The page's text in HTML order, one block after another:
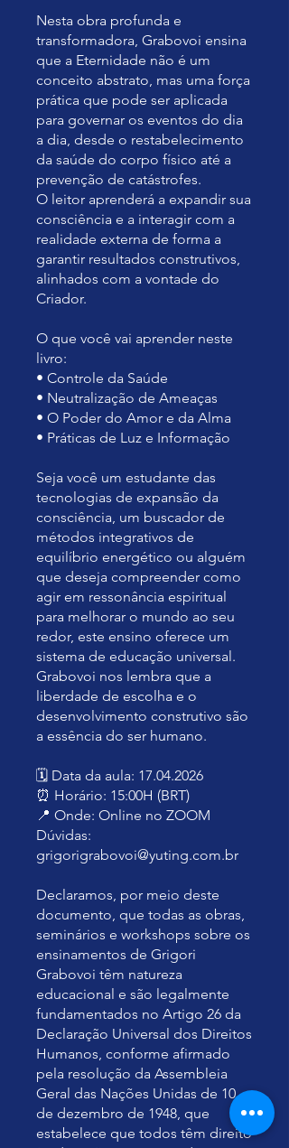
Nesta obra profunda e
transformadora, Grabovoi ensina
que a Eternidade não é um
conceito abstrato, mas uma força
prática que pode ser aplicada
para governar os eventos do dia
a dia, desde o restabelecimento
da saúde do corpo físico até a
prevenção de catástrofes.
O leitor aprenderá a expandir sua
consciência e a interagir com a
realidade externa de forma a
garantir resultados construtivos,
alinhados com a vontade do
Criador.
O que você vai aprender neste
livro:
• Controle da Saúde
• Neutralização de Ameaças
• O Poder do Amor e da Alma
• Práticas de Luz e Informação
Seja você um estudante das
tecnologias de expansão da
consciência, um buscador de
métodos integrativos de
equilíbrio energético ou alguém
que deseja compreender como
agir em ressonância espiritual
para melhorar o mundo ao seu
redor, este ensino oferece um
sistema de educação universal.
Grabovoi nos lembra que a
liberdade de escolha e o
desenvolvimento construtivo são
a essência do ser humano.
🗓️ Data da aula: 17.04.2026
⏰ Horário: 15:00H (BRT)
📍 Onde: Online no ZOOM
Dúvidas:
grigorigrabovoi@yuting.com.br
Declaramos, por meio deste
documento, que todas as obras,
seminários e workshops sobre os
ensinamentos de Grigori
Grabovoi têm natureza
educacional e são legalmente
fundamentados no Artigo 26 da
Declaração Universal dos Direitos
Humanos, conforme afirmado
pela resolução da Assembleia
Geral das Nações Unidas de 10
de dezembro de 1948, que
estabelece que todos têm direito